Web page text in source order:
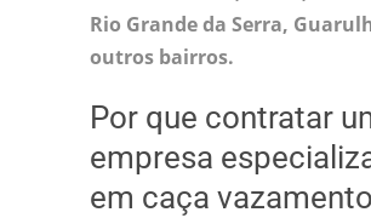
Rio Grande da Serra,
outros bairros.
Por que contratar
empresa
em caça